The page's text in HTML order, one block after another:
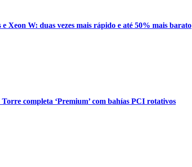
Xeon W: duas vezes mais rápido e até 50% mais barato
completa ‘Premium’ com bahías PCI rotativos